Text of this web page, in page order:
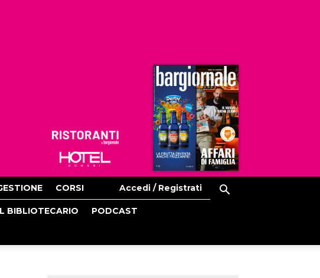
Ristoranti
Hoteldomani
CORSI Accedi / Registrati
BIBLIOTECARIO PODCAST